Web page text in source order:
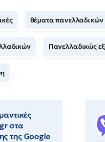
θέματα πανελλαδικών
Πανελλαδικώς
στα
της Google